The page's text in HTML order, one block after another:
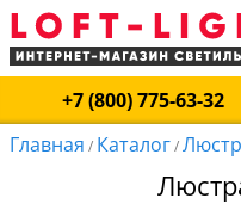
+7 (800) 775-63-32
Главная / Каталог/